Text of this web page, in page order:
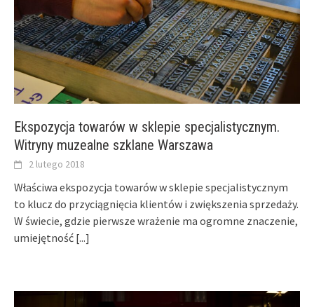
Ekspozycja towarów w sklepie specjalistycznym.
Witryny muzealne szklane Warszawa
2 lutego 2018
Właściwa ekspozycja towarów w sklepie specjalistycznym
to klucz do przyciągnięcia klientów i zwiększenia sprzedaży.
W świecie, gdzie pierwsze wrażenie ma ogromne znaczenie,
umiejętność [...]